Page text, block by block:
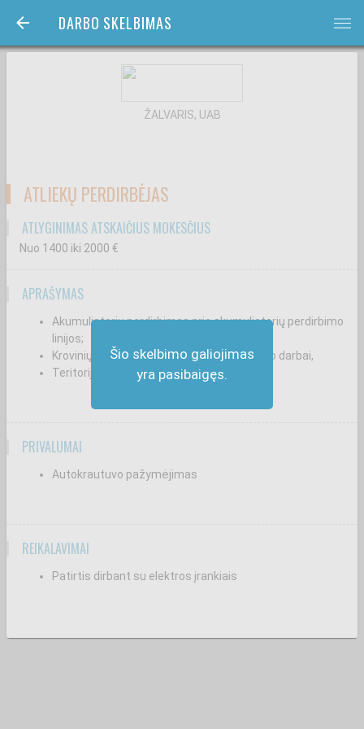
DARBO SKELBIMAS bars
Šio skelbimo galiojimas
yra pasibaigęs.
ŽALVARIS, UAB
ATLIEKŲ PERDIRBĖJAS
ATLYGINIMAS ATSKAIČIUS MOKESČIUS
Nuo 1400 iki 2000 €
APRAŠYMAS
Akumuliatorių perdirbimas prie akumuliatorių perdirbimo
linijos;
Krovinių automobilių pakrovimo – iškrovimo darbai,
Teritorijos priežiūros darbai.
PRIVALUMAI
Autokrautuvo pažymėjimas
REIKALAVIMAI
Patirtis dirbant su elektros įrankiais